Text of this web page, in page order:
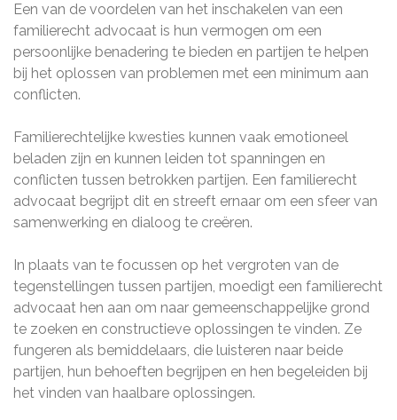
Een van de voordelen van het inschakelen van een
familierecht advocaat is hun vermogen om een
persoonlijke benadering te bieden en partijen te helpen
bij het oplossen van problemen met een minimum aan
conflicten.
Familierechtelijke kwesties kunnen vaak emotioneel
beladen zijn en kunnen leiden tot spanningen en
conflicten tussen betrokken partijen. Een familierecht
advocaat begrijpt dit en streeft ernaar om een sfeer van
samenwerking en dialoog te creëren.
In plaats van te focussen op het vergroten van de
tegenstellingen tussen partijen, moedigt een familierecht
advocaat hen aan om naar gemeenschappelijke grond
te zoeken en constructieve oplossingen te vinden. Ze
fungeren als bemiddelaars, die luisteren naar beide
partijen, hun behoeften begrijpen en hen begeleiden bij
het vinden van haalbare oplossingen.